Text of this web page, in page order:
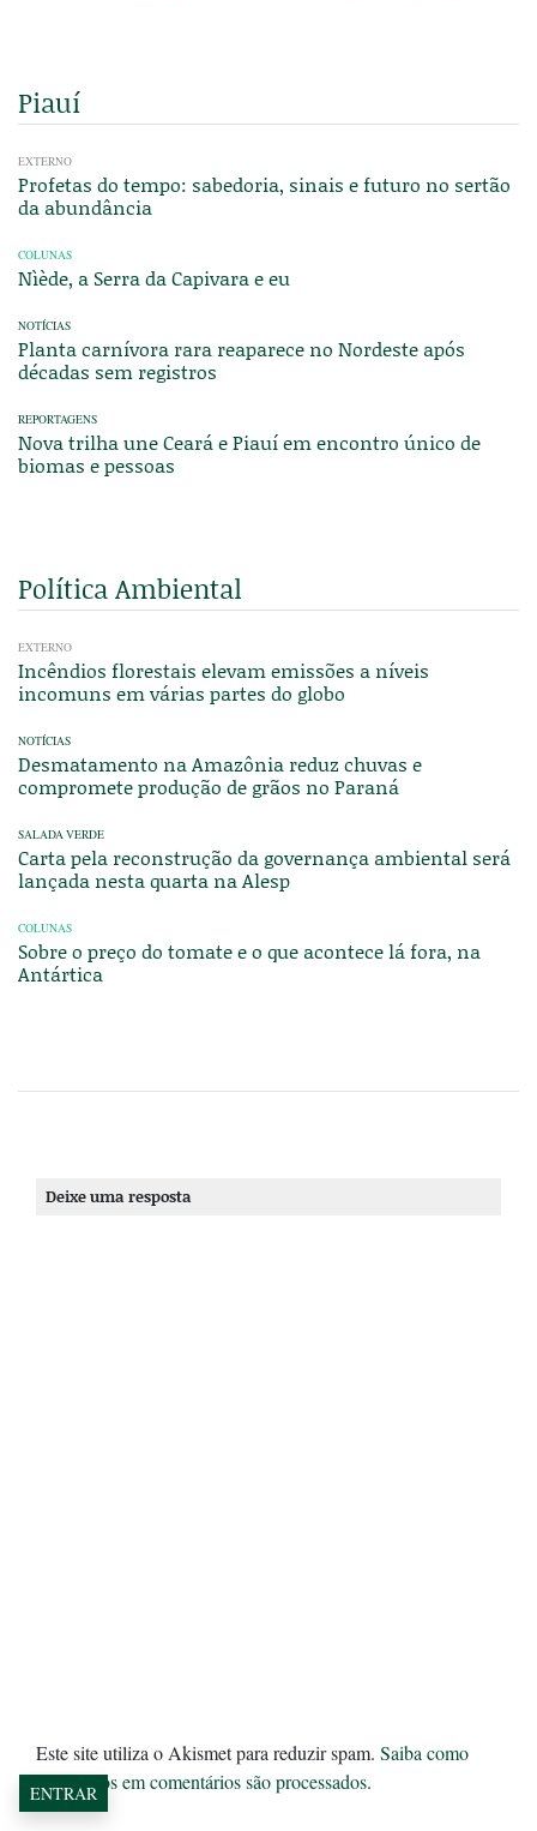
Piauí
EXTERNO
Profetas do tempo: sabedoria, sinais e futuro no sertão
da abundância
COLUNAS
Nìède, a Serra da Capivara e eu
NOTÍCIAS
Planta carnívora rara reaparece no Nordeste após
décadas sem registros
REPORTAGENS
Nova trilha une Ceará e Piauí em encontro único de
biomas e pessoas
Política Ambiental
EXTERNO
Incêndios florestais elevam emissões a níveis
incomuns em várias partes do globo
NOTÍCIAS
Desmatamento na Amazônia reduz chuvas e
compromete produção de grãos no Paraná
SALADA VERDE
Carta pela reconstrução da governança ambiental será
lançada nesta quarta na Alesp
COLUNAS
Sobre o preço do tomate e o que acontece lá fora, na
Antártica
Deixe uma resposta
Este site utiliza o Akismet para reduzir spam. Saiba como
seus dados em comentários são processados.
ENTRAR